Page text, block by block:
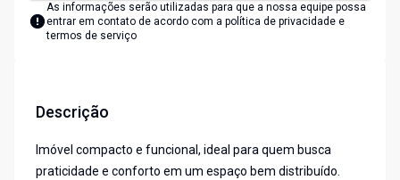
As informações serão utilizadas para que a nossa equipe possa
entrar em contato de acordo com a política de privacidade e
termos de serviço
Descrição
Imóvel compacto e funcional, ideal para quem busca
praticidade e conforto em um espaço bem distribuído.